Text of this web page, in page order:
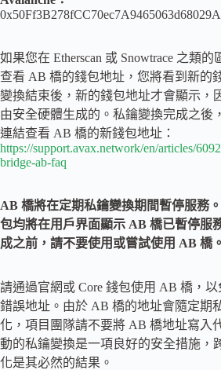
如果您在 Etherscan 或 Snowtrace 之類
查看 AB 橋的錢包地址，您將看到新的
變換結束後，新的錢包地址才會顯示，
由安全硬體生成的。私鑰變換完成之後
連結查看 AB 橋的新錢包地址：
https://support.avax.network/en/articles/
bridge-ab-faq
AB 橋將在定期私鑰變換期間暫停服務
包均將在用戶界面顯示 AB 橋已暫停服
成之前，請不要使用或嘗試使用 AB 橋。
請通過官網或 Core 錢包使用 AB 橋，
錯誤地址。由於 AB 橋的地址會隨定期
化，項目團隊請不要將 AB 橋地址寫入
動的私鑰變換是一項良好的安全措施，
化是其必然的結果。